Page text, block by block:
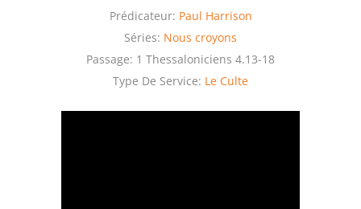
Prédicateur: Paul Harrison
Séries: Nous croyons
Passage: 1 Thessaloniciens 4.13-18
Type De Service: Le Culte